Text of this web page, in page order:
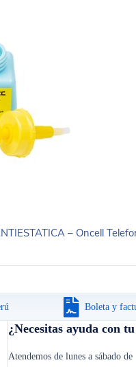
Boleta y
¿Necesitas ayuda con
Atendemos de lunes a sábado de